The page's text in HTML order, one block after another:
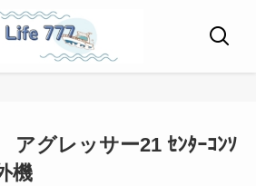
グレッサー21 ｾﾝﾀｰｺﾝｿ
機